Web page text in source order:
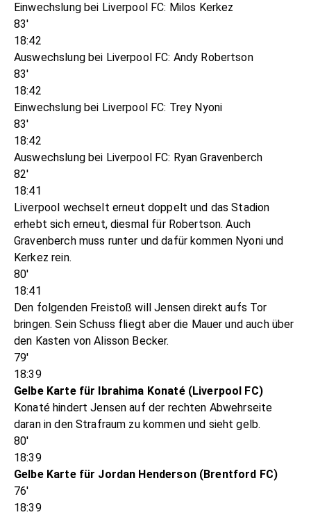
Einwechslung bei Liverpool FC: Milos Kerkez
83'
18:42
Auswechslung bei Liverpool FC: Andy Robertson
83'
18:42
Einwechslung bei Liverpool FC: Trey Nyoni
83'
18:42
Auswechslung bei Liverpool FC: Ryan Gravenberch
82'
18:41
Liverpool wechselt erneut doppelt und das Stadion
erhebt sich erneut, diesmal für Robertson. Auch
Gravenberch muss runter und dafür kommen Nyoni und
Kerkez rein.
80'
18:41
Den folgenden Freistoß will Jensen direkt aufs Tor
bringen. Sein Schuss fliegt aber die Mauer und auch über
den Kasten von Alisson Becker.
79'
18:39
Gelbe Karte für Ibrahima Konaté (Liverpool FC)
Konaté hindert Jensen auf der rechten Abwehrseite
daran in den Strafraum zu kommen und sieht gelb.
80'
18:39
Gelbe Karte für Jordan Henderson (Brentford FC)
76'
18:39